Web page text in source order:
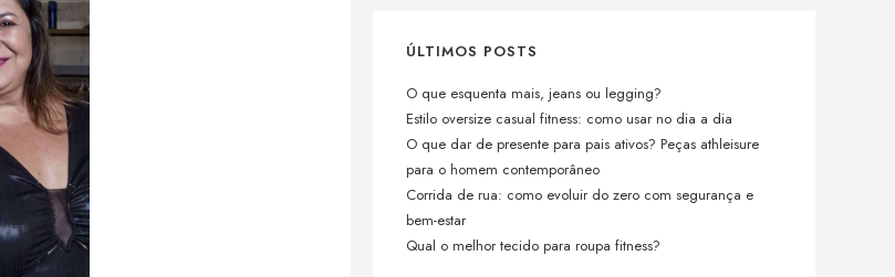
ÚLTIMOS POSTS
O que esquenta mais, jeans ou legging?
Estilo oversize casual fitness: como usar no dia a dia
O que dar de presente para pais ativos? Peças athleisure
para o homem contemporâneo
Corrida de rua: como evoluir do zero com segurança e
bem-estar
Qual o melhor tecido para roupa fitness?